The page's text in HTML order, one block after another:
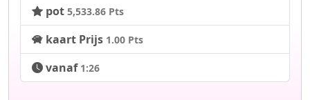
pot 5,533.86 Pts
kaart Prijs 1.00 Pts
vanaf 1:26